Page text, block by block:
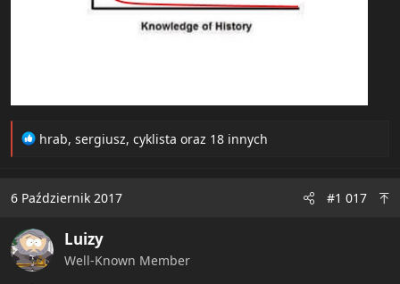
R
c
t
o
n
s
hrab, sergiusz, cyklista oraz 18 innych
6 Październik 2017 #1 017
Luizy
Well-Known Member